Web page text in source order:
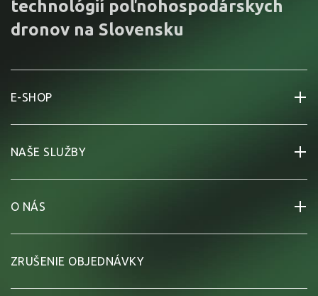
technológií poľnohospodárskych
dronov na Slovensku
E-SHOP
NAŠE SLUŽBY
O NÁS
ZRUŠENIE OBJEDNÁVKY